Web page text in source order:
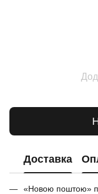
Доставка
«Новою поштою»